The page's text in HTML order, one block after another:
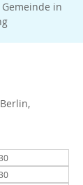
in